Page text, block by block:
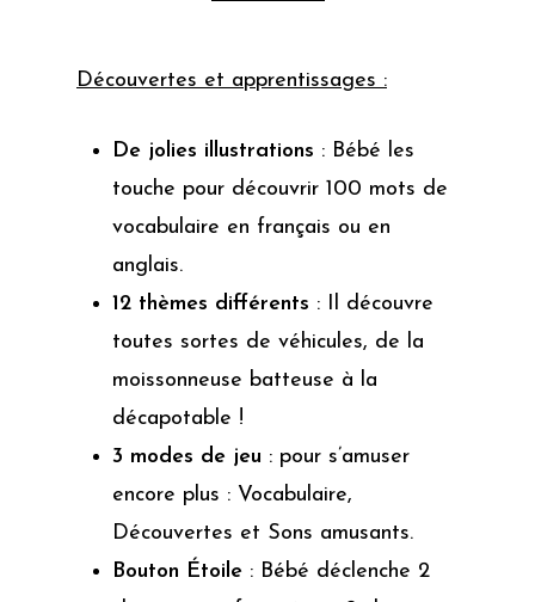
Découvertes et apprentissages :
De jolies illustrations : Bébé les
touche pour découvrir 100 mots de
vocabulaire en français ou en
anglais.
12 thèmes différents : Il découvre
toutes sortes de véhicules, de la
moissonneuse batteuse à la
décapotable !
3 modes de jeu : pour s’amuser
encore plus : Vocabulaire,
Découvertes et Sons amusants.
Bouton Étoile : Bébé déclenche 2